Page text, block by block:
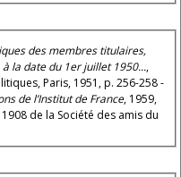
des membres titulaires,
la date du 1er juillet 1950...,
Paris, 1951, p. 256-258 -
de l’Institut de France, 1959,